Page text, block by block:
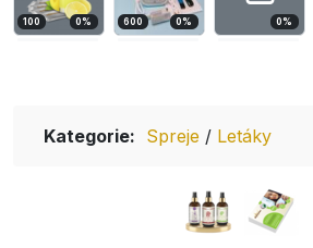
100 0% 600 0% 0%
Kategorie: Spreje / Letáky